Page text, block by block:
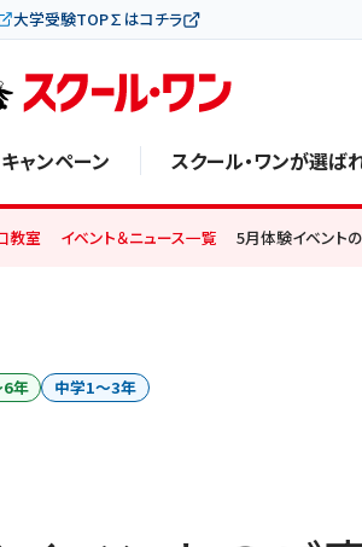
大学受験TOP∑はコチラ
キャンペーン スクール・ワンが選ば
教室 イベント＆ニュース一覧 5月体験イベント
年 中学1〜3年